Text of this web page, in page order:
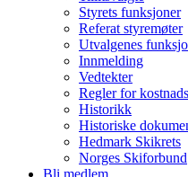
Styrets funksjoner
Referat styremøter
Utvalgenes
Innmelding
Vedtekter
Regler for
Historikk
Historiske
Hedmark Skikrets
Norges Skiforbund
Bli medlem